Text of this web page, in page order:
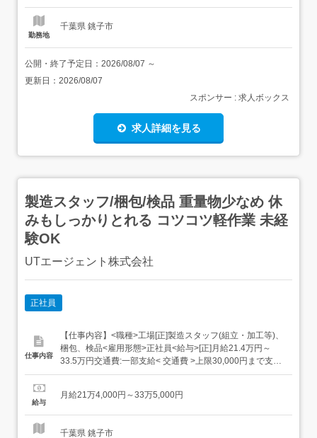
勤務地
千葉県 銚子市
公開・終了予定日： 2026/08/07 ～
更新日： 2026/08/07
スポンサー : 求人ボックス
求人詳細を見る
製造スタッフ/梱包/検品 重量物少なめ 休
みもしっかりとれる コツコツ軽作業 未経
験OK
UTエージェント株式会社
正社員
仕事内容
【仕事内容】<職種>工場[正]製造スタッフ(組立・加工等)、
梱包、検品<雇用形態>正社員<給与>[正]月給21.4万円～
33.5万円交通費:一部支給< 交通費 >上限30,000円まで支給
会社規定有り< その他手当など >残業手当:全額支給休日出
度スタート 給与受取日を「選べる」!働いた分...
給与
月給21万4,000円～33万5,000円
千葉県 銚子市